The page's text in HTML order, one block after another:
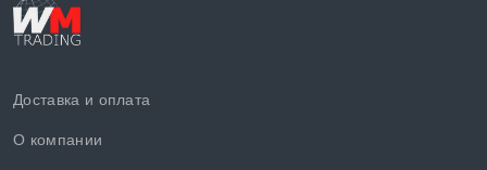
Доставка и оплата
О компании